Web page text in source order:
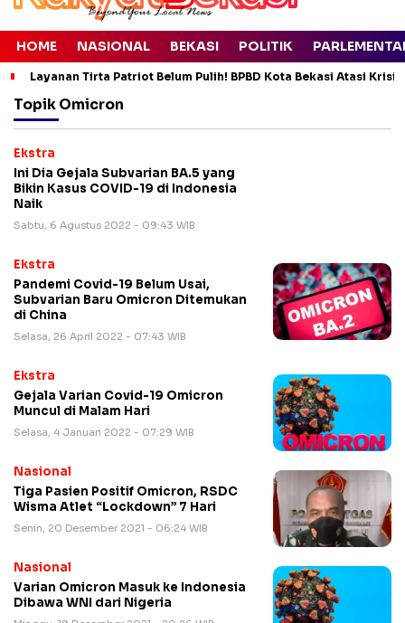
HOME NASIONAL BEKASI POLITIK
Layanan Tirta Patriot Belum Pulih! BPBD Kota Bekasi Atasi
Topik Omicron
Ekstra
Ini Dia Gejala Subvarian BA.5 yang
Bikin Kasus COVID-19 di Indonesia
Naik
Sabtu, 6 Agustus 2022 - 09:43 WIB
Ekstra
Pandemi Covid-19 Belum Usai,
Subvarian Baru Omicron Ditemukan
di China
Selasa, 26 April 2022 - 07:43 WIB
Ekstra
Gejala Varian Covid-19 Omicron
Muncul di Malam Hari
Selasa, 4 Januari 2022 - 07:29 WIB
Nasional
Tiga Pasien Positif Omicron, RSDC
Wisma Atlet “Lockdown” 7 Hari
Senin, 20 Desember 2021 - 06:24 WIB
Nasional
Varian Omicron Masuk ke Indonesia
Dibawa WNI dari Nigeria